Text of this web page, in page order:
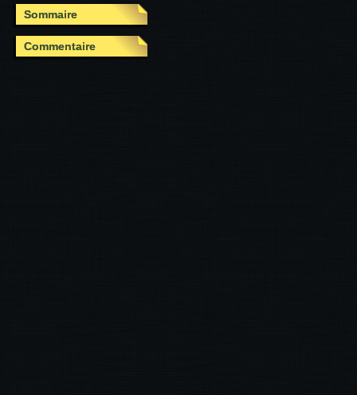
Sommaire
Commentaire